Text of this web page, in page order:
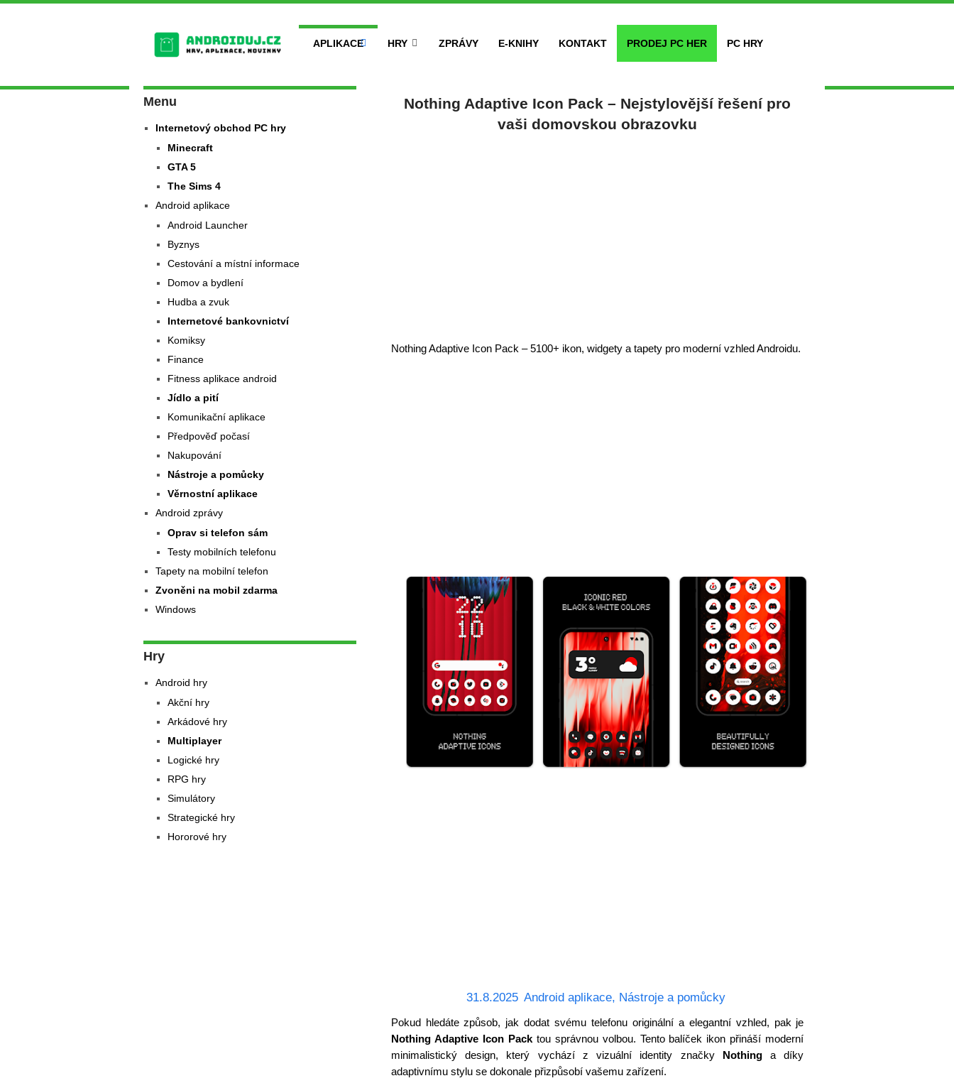
APLIKACE HRY ZPRÁVY E-KNIHY KONTAKT PRODEJ PC HER PC HRY
Nothing Adaptive Icon Pack – Nejstylovější řešení pro
vaši domovskou obrazovku
Nothing Adaptive Icon Pack – 5100+ ikon, widgety a tapety pro moderní vzhled Androidu.
31.8.2025 Android aplikace, Nástroje a pomůcky
Pokud hledáte způsob, jak dodat svému telefonu originální a elegantní vzhled, pak je
Nothing Adaptive Icon Packtou správnou volbou. Tento balíček ikon přináší moderní
minimalistický design, který vychází z vizuální identity značky Nothinga díky
adaptivnímu stylu se dokonale přizpůsobí vašemu zařízení.
Menu
Internetový obchod PC hry
Minecraft
GTA 5
The Sims 4
Android aplikace
Android Launcher
Byznys
Cestování a místní informace
Domov a bydlení
Hudba a zvuk
Internetové bankovnictví
Komiksy
Finance
Fitness aplikace android
Jídlo a pití
Komunikační aplikace
Předpověď počasí
Nakupování
Nástroje a pomůcky
Věrnostní aplikace
Android zprávy
Oprav si telefon sám
Testy mobilních telefonu
Tapety na mobilní telefon
Zvoněni na mobil zdarma
Windows
Hry
Android hry
Akční hry
Arkádové hry
Multiplayer
Logické hry
RPG hry
Simulátory
Strategické hry
Hororové hry